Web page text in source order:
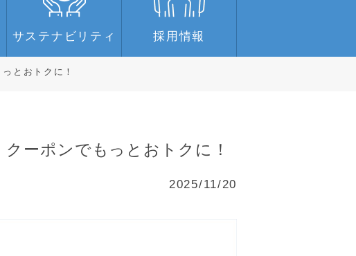
サステナビリティ 採用情報
とおトクに！
ーポンでもっとおトクに！
2025/11/20